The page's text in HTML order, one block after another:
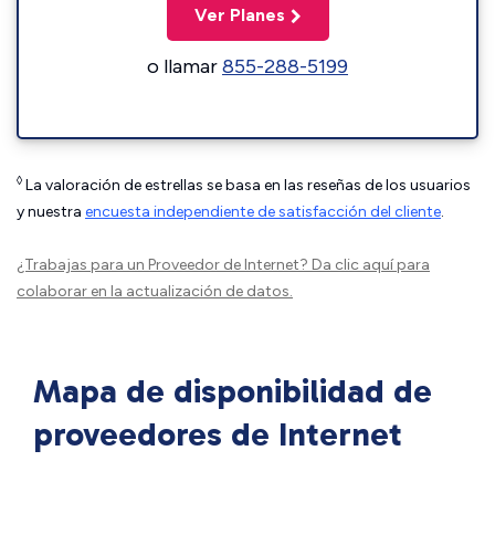
Ver Planes
o llamar855-288-5199
◊ La valoración de estrellas se basa en las reseñas de los usuarios
y nuestra encuesta independiente de satisfacción del cliente.
¿Trabajas para un Proveedor de Internet? Da clic aquípara
colaborar en la actualización de datos.
Mapa de disponibilidad de
proveedores de Internet